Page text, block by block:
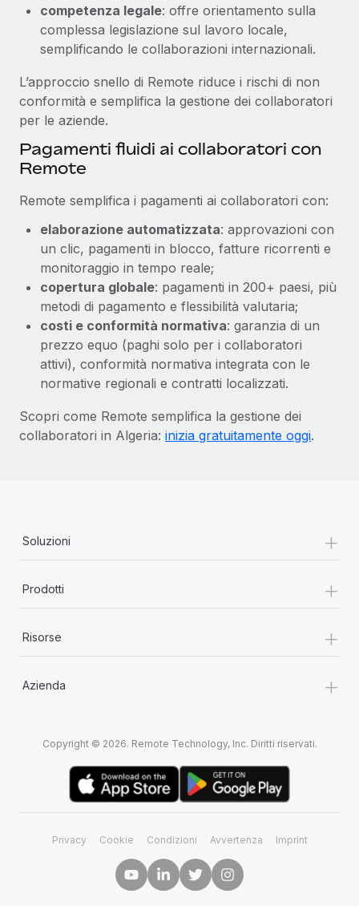
competenza legale: offre orientamento sulla
complessa legislazione sul lavoro locale,
semplificando le collaborazioni internazionali.
L’approccio snello di Remote riduce i rischi di non
conformità e semplifica la gestione dei collaboratori
per le aziende.
Pagamenti fluidi ai collaboratori con
Remote
Remote semplifica i pagamenti ai collaboratori con:
elaborazione automatizzata: approvazioni con
un clic, pagamenti in blocco, fatture ricorrenti e
monitoraggio in tempo reale;
copertura globale: pagamenti in 200+ paesi, più
metodi di pagamento e flessibilità valutaria;
costi e conformità normativa: garanzia di un
prezzo equo (paghi solo per i collaboratori
attivi), conformità normativa integrata con le
normative regionali e contratti localizzati.
Scopri come Remote semplifica la gestione dei
collaboratori in Algeria: inizia gratuitamente oggi.
Soluzioni +
Prodotti +
Risorse +
Azienda +
Copyright © 2026. Remote Technology, Inc. Diritti riservati.
Privacy Cookie Condizioni Avvertenza Imprint